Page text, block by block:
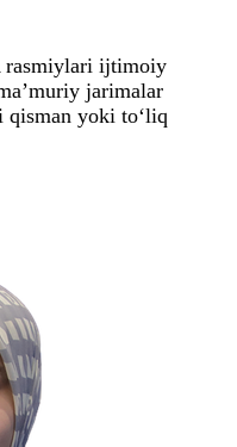
rasmiylari ijtimoiy
jarimalar
yoki to‘liq